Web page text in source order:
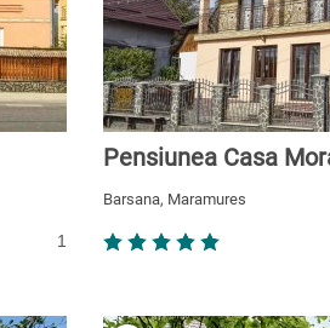
1
Pensiunea Casa
Barsana, Maramures